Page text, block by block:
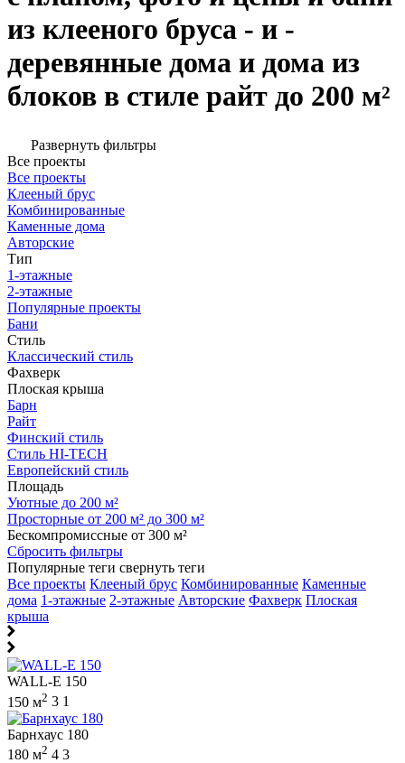
из клееного бруса - и -
деревянные дома и дома из
блоков в стиле райт до 200 м²
Развернуть фильтры
Все проекты
Все проекты
Клееный брус
Комбинированные
Каменные дома
Авторские
Тип
1-этажные
2-этажные
Популярные проекты
Бани
Стиль
Классический стиль
Фахверк
Плоская крыша
Барн
Райт
Финский стиль
Стиль HI-TECH
Европейский стиль
Площадь
Уютные до 200 м²
Просторные от 200 м² до 300 м²
Бескомпромиссные от 300 м²
Сбросить фильтры
Популярные теги свернуть теги
Все проекты Клееный брус Комбинированные Каменные
дома 1-этажные 2-этажные Авторские Фахверк Плоская
крыша
WALL-E 150
150 м2 3 1
Барнхаус 180
180 м2 4 3